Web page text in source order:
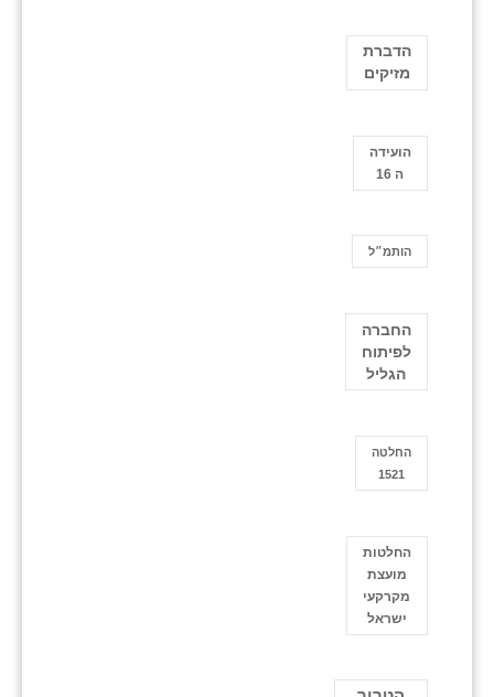
הדברת
מזיקים
הועידה
ה 16
הותמ״ל
החברה
לפיתוח
הגליל
החלטה
1521
החלטות
מועצת
מקרקעי
ישראל